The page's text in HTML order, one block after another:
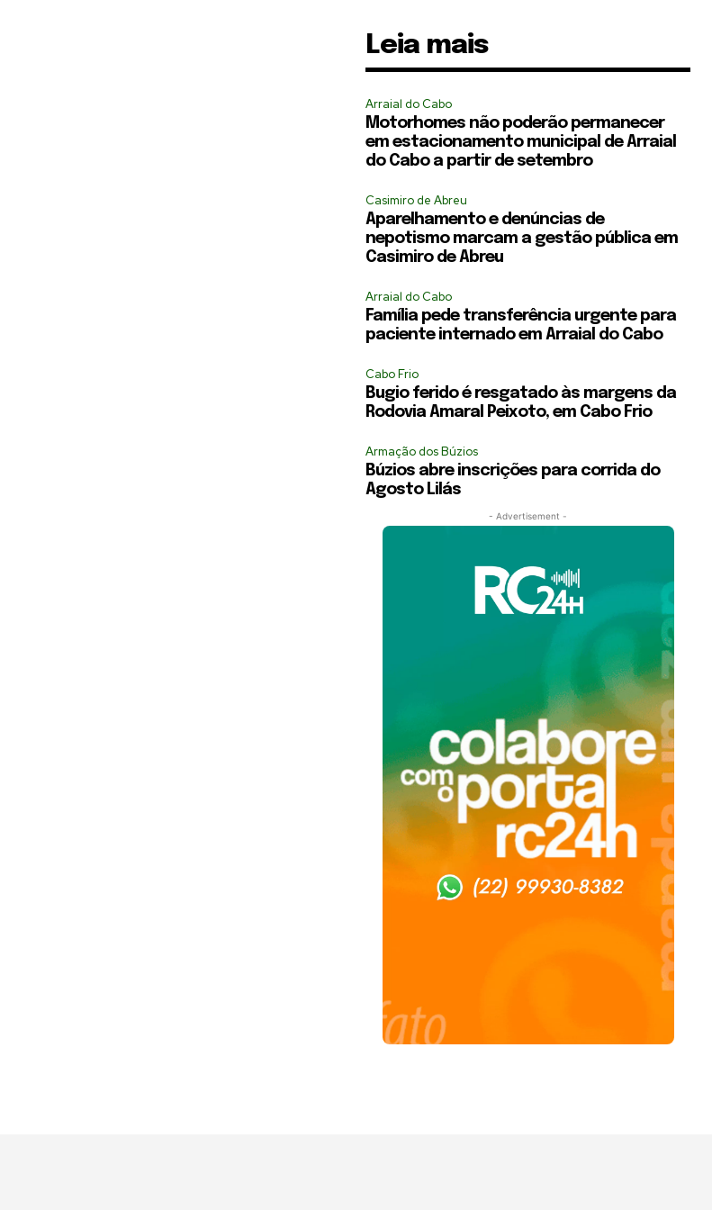
Leia mais
Arraial do Cabo
Motorhomes não poderão permanecer
em estacionamento municipal de Arraial
do Cabo a partir de setembro
Casimiro de Abreu
Aparelhamento e denúncias de
nepotismo marcam a gestão pública em
Casimiro de Abreu
Arraial do Cabo
Família pede transferência urgente para
paciente internado em Arraial do Cabo
Cabo Frio
Bugio ferido é resgatado às margens da
Rodovia Amaral Peixoto, em Cabo Frio
Armação dos Búzios
Búzios abre inscrições para corrida do
Agosto Lilás
- Advertisement -